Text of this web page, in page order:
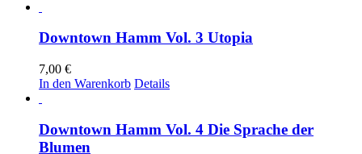
Downtown Hamm Vol. 3 Utopia
7,00 €
In den Warenkorb Details
Downtown Hamm Vol. 4 Die Sprache der
Blumen